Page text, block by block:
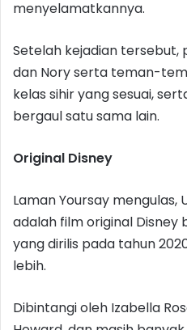
menyelamatkannya.
Setelah kejadian tersebut,
dan Nory serta teman-
kelas sihir yang sesuai,
bergaul satu sama lain.
Original Disney
Laman Yoursay mengulas,
adalah film original
yang dirilis pada tahun
lebih.
Dibintangi oleh Izabella